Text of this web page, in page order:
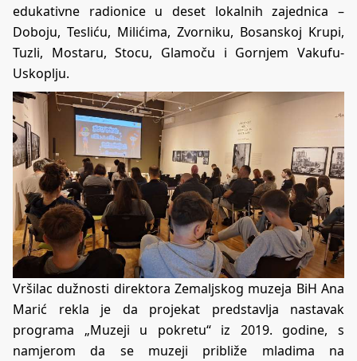
edukativne radionice u deset lokalnih zajednica –
Doboju, Tesliću, Milićima, Zvorniku, Bosanskoj Krupi,
Tuzli, Mostaru, Stocu, Glamoču i Gornjem Vakufu-
Uskoplju.
Vršilac dužnosti direktora Zemaljskog muzeja BiH Ana
Marić rekla je da projekat predstavlja nastavak
programa „Muzeji u pokretu“ iz 2019. godine, s
namjerom da se muzeji približe mladima na